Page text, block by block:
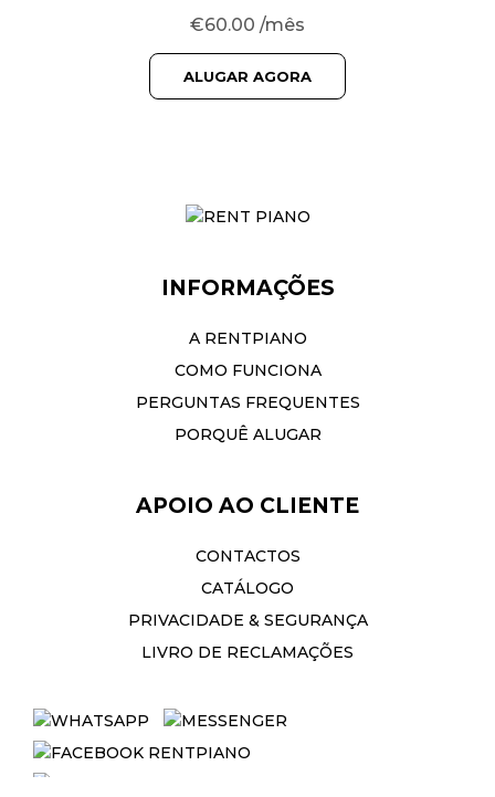
€60.00 /mês
ALUGAR AGORA
INFORMAÇÕES
A RENTPIANO
COMO FUNCIONA
PERGUNTAS FREQUENTES
PORQUÊ ALUGAR
APOIO AO CLIENTE
CONTACTOS
CATÁLOGO
PRIVACIDADE & SEGURANÇA
LIVRO DE RECLAMAÇÕES